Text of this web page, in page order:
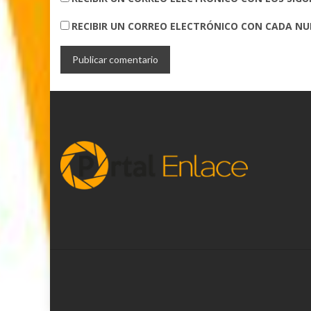
RECIBIR UN CORREO ELECTRÓNICO CON CADA